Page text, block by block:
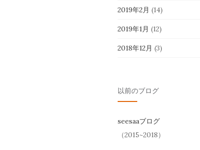
2019年2月 (14)
2019年1月 (12)
2018年12月 (3)
以前のブログ
seesaaブログ
（2015~2018）